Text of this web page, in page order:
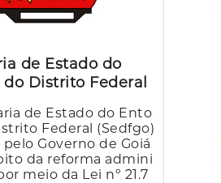
de Estado do
do Distrito Federal
de Estado do Ento
Federal (Sedfgo)
Governo de Goiá
da reforma admini
meio da Lei nº 21.7